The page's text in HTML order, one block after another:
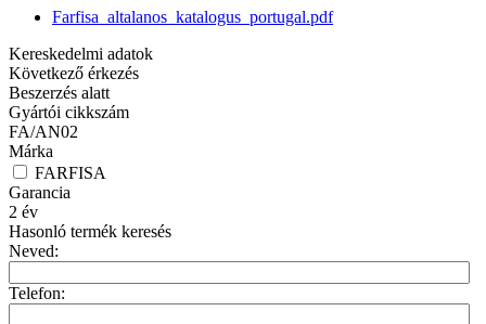
Farfisa_altalanos_katalogus_portugal.pdf
Kereskedelmi adatok
Következő érkezés
Beszerzés alatt
Gyártói cikkszám
FA/AN02
Márka
FARFISA
Garancia
2 év
Hasonló termék keresés
Neved:
Telefon: